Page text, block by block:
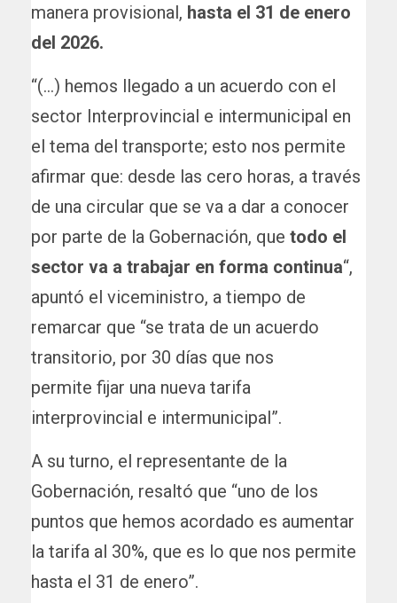
manera provisional, hasta el 31 de enero
del 2026.
“(…) hemos llegado a un acuerdo con el
sector Interprovincial e intermunicipal en
el tema del transporte; esto nos permite
afirmar que: desde las cero horas, a través
de una circular que se va a dar a conocer
por parte de la Gobernación, que todo el
sector va a trabajar en forma continua“,
apuntó el viceministro, a tiempo de
remarcar que “se trata de un acuerdo
transitorio, por 30 días que nos
permite fijar una nueva tarifa
interprovincial e intermunicipal”.
A su turno, el representante de la
Gobernación, resaltó que “uno de los
puntos que hemos acordado es aumentar
la tarifa al 30%, que es lo que nos permite
hasta el 31 de enero”.